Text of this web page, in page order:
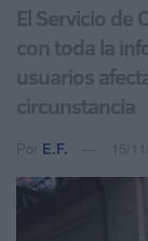
El Servicio de
con toda la
usuarios
circunstancia
Por E.F. 15/